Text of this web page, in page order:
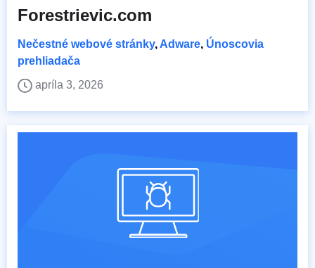
Forestrievic.com
Nečestné webové stránky, Adware, Únoscovia
prehliadača
apríla 3, 2026